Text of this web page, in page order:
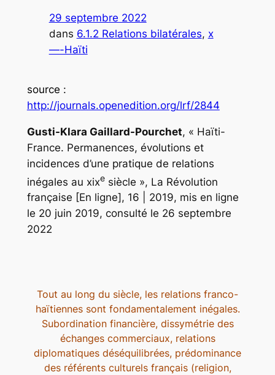
29 septembre 2022
dans 6.1.2 Relations bilatérales, x
—-Haïti
source :
http://journals.openedition.org/lrf/2844
Gusti-Klara Gaillard-Pourchet, « Haïti-
France. Permanences, évolutions et
incidences d’une pratique de relations
inégales au xixesiècle », La Révolution
française [En ligne], 16 | 2019, mis en ligne
le 20 juin 2019, consulté le 26 septembre
2022
Tout au long du siècle, les relations franco-
haïtiennes sont fondamentalement inégales.
Subordination financière, dissymétrie des
échanges commerciaux, relations
diplomatiques déséquilibrées, prédominance
des référents culturels français (religion,